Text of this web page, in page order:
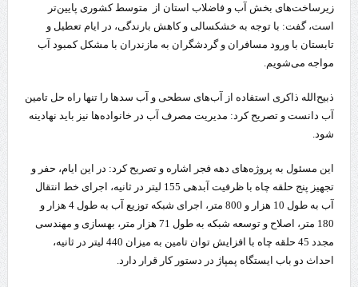
زیرساخت‌های بخش آب و فاضلاب استان از متوسط کشوری پایین‌تر
است، گفت: با توجه به خشکسالی و کاهش بارندگی، در ایام تعطیل و
تابستان با ورود مسافران و گردشگران به مازندران با مشکل کمبود آب
مواجه می‌شویم.
ذبیح‌الله ذاکری استفاده از آب‌های سطحی و آب سدها را تنها راه حل تامین
آب دانست و تصریح کرد: مدیریت مصرف آب در خانواده‌ها نیز باید نهادینه
شود.
این مسئول به پروژه‌های دهه فجر اشاره و تصریح کرد: در این ایام، حفر و
تجهیز پنج حلقه چاه با ظرفیت آبدهی 155 لیتر در ثانیه، اجرای خط انتقال
آب به طول 10 هزار و 800 متر، اجرای شبکه توزیع آب به طول 4 هزار و
180 متر، اصلاح و توسعه شبکه به طول 71 هزار متر، بهسازی و مهندسی
مجدد 45 حلقه چاه با افزایش توان تامین به میزان 440 لیتر در ثانیه،
احداث دو باب ایستگاه پمپاژ در دستور کار قرار دارد.